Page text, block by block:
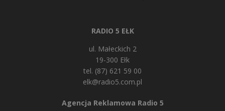
RADIO 5 EŁK
ul. Małeckich 2
19-300 Ełk
tel. (87) 621 59 00
elk@radio5.com.pl
Agencja Reklamowa Radio 5